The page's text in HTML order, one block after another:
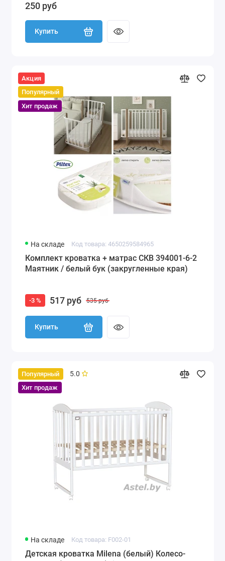
250 руб
Купить
Акция
Популярный
Хит продаж
На складе Код товара: 4650259584965
Комплект кроватка + матрас СКВ 394001-6-2
Маятник / белый бук (закругленные края)
-3 % 517 руб 535 руб
Купить
Популярный
Хит продаж
5.0
На складе Код товара: F002-01
Детская кроватка Milena (белый) Колесо-